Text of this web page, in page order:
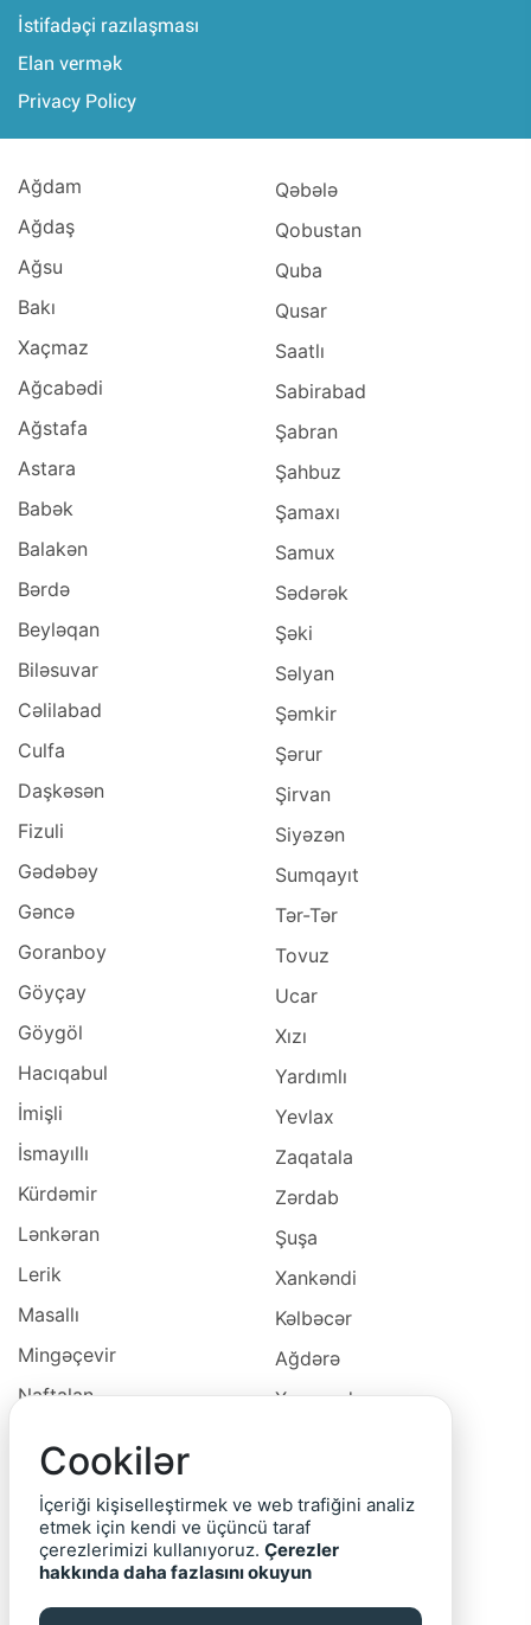
İstifadəçi razılaşması
Elan vermək
Privacy Policy
Ağdam
Ağdaş
Ağsu
Bakı
Xaçmaz
Ağcabədi
Ağstafa
Astara
Babək
Balakən
Bərdə
Beyləqan
Biləsuvar
Cəlilabad
Culfa
Daşkəsən
Fizuli
Gədəbəy
Gəncə
Goranboy
Göyçay
Göygöl
Hacıqabul
İmişli
İsmayıllı
Kürdəmir
Lənkəran
Lerik
Masallı
Mingəçevir
Naftalan
Neftçala
Oğuz
Ordubad
Qəbələ
Qobustan
Quba
Qusar
Saatlı
Sabirabad
Şabran
Şahbuz
Şamaxı
Samux
Sədərək
Şəki
Səlyan
Şəmkir
Şərur
Şirvan
Siyəzən
Sumqayıt
Tər-Tər
Tovuz
Ucar
Xızı
Yardımlı
Yevlax
Zaqatala
Zərdab
Şuşa
Xankəndi
Kəlbəcər
Ağdərə
Xocavəd
Cəbrayıl
Qubadlı
Cookilər
İçeriği kişiselleştirmek ve web trafiğini analiz
etmek için kendi ve üçüncü taraf
çerezlerimizi kullanıyoruz. Çerezler
hakkında daha fazlasını okuyun